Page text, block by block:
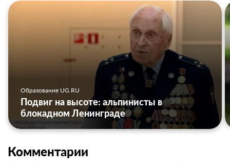
Образование UG.RU
Подвиг на высоте: альпинисты в
блокадном Ленинграде
Комментарии